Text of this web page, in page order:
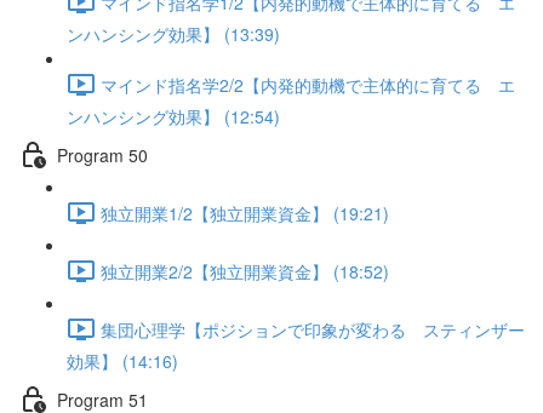
ンハンシング効果】 (13:39)
マインド指名学2/2【内発的動機で主体的に育てる エ
ンハンシング効果】 (12:54)
Program 50
独立開業1/2【独立開業資金】 (19:21)
独立開業2/2【独立開業資金】 (18:52)
集団心理学【ポジションで印象が変わる スティンザー
効果】 (14:16)
Program 51